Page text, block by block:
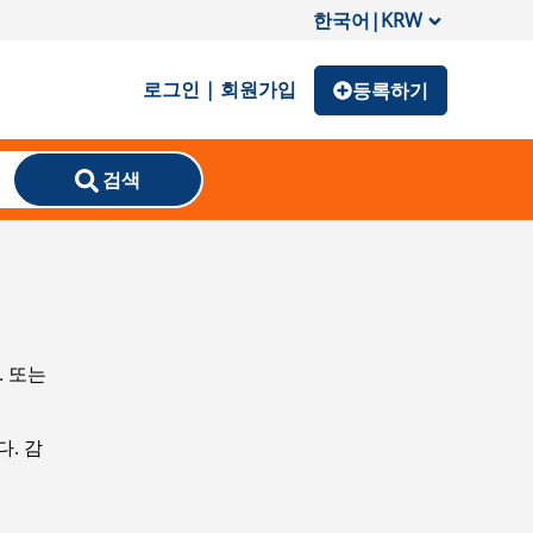
한국어|KRW
로그인 | 회원가입 등록하기
검색
또는
. 감